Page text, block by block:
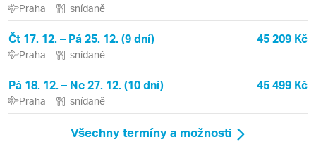
Praha snídaně
Čt 17. 12. – Pá 25. 12. (9 dní) 45 209 Kč
Praha snídaně
Pá 18. 12. – Ne 27. 12. (10 dní) 45 499 Kč
Praha snídaně
Všechny termíny a možnosti